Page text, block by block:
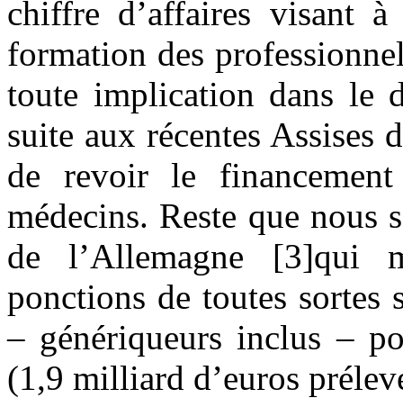
chiffre d’affaires visant
formation des
toute implication dans le
suite aux récentes Assises
de revoir le
médecins. Reste que nous
de l’Allemagne [3]qui
ponctions de toutes sortes
– génériqueurs inclus –
(1,9 milliard d’euros